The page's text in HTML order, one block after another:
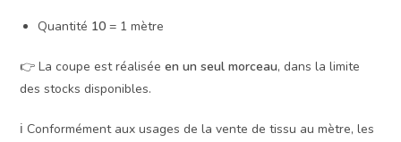
Quantité 10 = 1 mètre
👉 La coupe est réaliséeen un seul morceau, dans la limite
des stocks disponibles.
ℹ️ Conformément aux usages de la vente de tissu au mètre, les